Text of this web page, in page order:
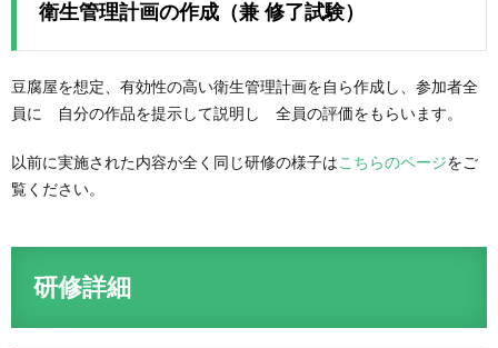
衛生管理計画の作成（兼 修了試験）
豆腐屋を想定、有効性の高い衛生管理計画を自ら作成し、参加者全
員に 自分の作品を提示して説明し 全員の評価をもらいます。
以前に実施された内容が全く同じ研修の様子はこちらのページをご
覧ください。
研修詳細